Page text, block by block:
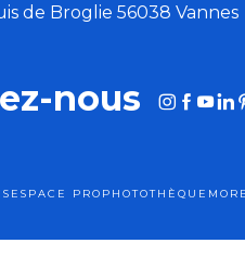
de Broglie 56038 Vannes
nous
ESPACE PRO PHOTOTHÈQUE